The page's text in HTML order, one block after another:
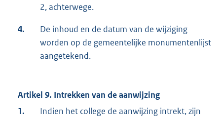
2, achterwege.
4.
De inhoud en de datum van de wijziging
worden op de gemeentelijke monumentenlijst
aangetekend.
Artikel 9. Intrekken van de aanwijzing
1.
Indien het college de aanwijzing intrekt, zijn